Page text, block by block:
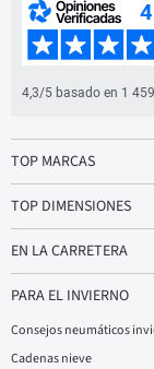
4,3/5 basado en 1
TOP MARCAS
TOP DIMENSIONES
EN LA CARRETERA
PARA EL INVIERNO
Consejos neumáticos
Cadenas nieve